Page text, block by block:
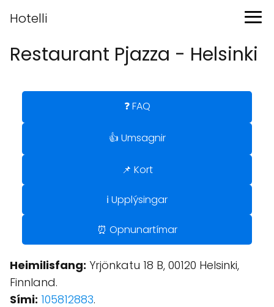
Hotelli
Restaurant Pjazza - Helsinki
❓ FAQ
👍 Umsagnir
📌 Kort
ℹ️ Upplýsingar
⏰ Opnunartímar
Heimilisfang: Yrjönkatu 18 B, 00120 Helsinki,
Finnland.
Sími: 105812883.